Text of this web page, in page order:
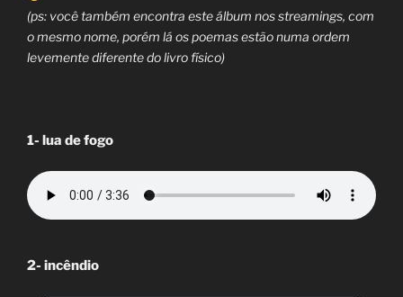
(ps: você também encontra este álbum nos streamings, com
o mesmo nome, porém lá os poemas estão numa ordem
levemente diferente do livro físico)
1- lua de fogo
2- incêndio